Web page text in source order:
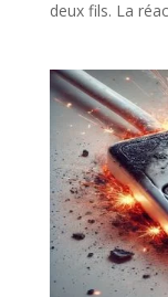
deux fils. La